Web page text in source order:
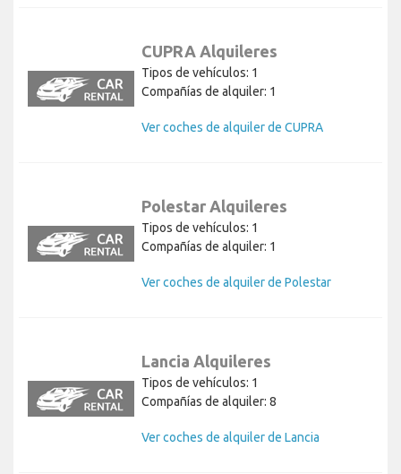
CUPRA Alquileres
Tipos de vehículos: 1
Compañías de alquiler: 1
Ver coches de alquiler de CUPRA
Polestar Alquileres
Tipos de vehículos: 1
Compañías de alquiler: 1
Ver coches de alquiler de Polestar
Lancia Alquileres
Tipos de vehículos: 1
Compañías de alquiler: 8
Ver coches de alquiler de Lancia